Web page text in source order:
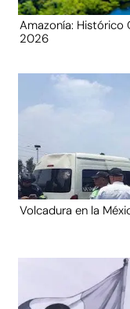
Amazonía: Histórico
2026
Volcadura en la